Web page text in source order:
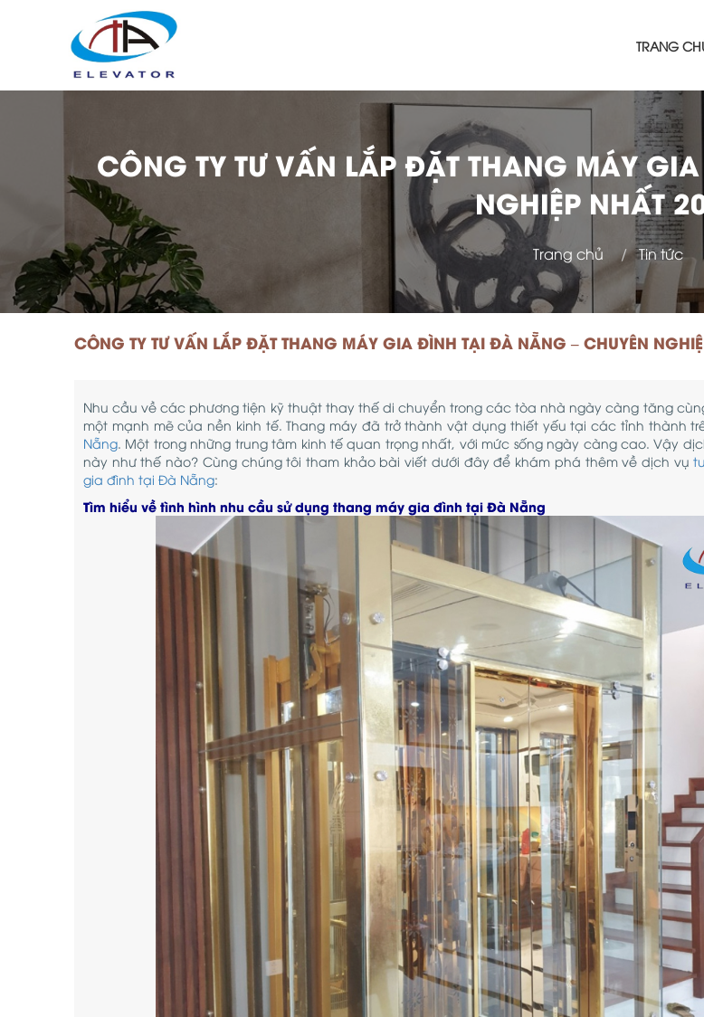
TRANG
CÔNG TY TƯ VẤN LẮP ĐẶT THANG MÁY
NGHIỆP NHẤT
Trang chủ Tin tức
CÔNG TY TƯ VẤN LẮP ĐẶT THANG MÁY GIA ĐÌNH TẠI ĐÀ NẴNG – CHUYÊN
Nhu cầu về các phương tiện kỹ thuật thay thế di chuyển trong các tòa nhà ngày càng tăng
một mạnh mẽ của nền kinh tế. Thang máy đã trở thành vật dụng thiết yếu tại các tỉnh thành
Nẵng. Một trong những trung tâm kinh tế quan trọng nhất, với mức sống ngày càng cao. Vậy
này như thế nào? Cùng chúng tôi tham khảo bài viết dưới đây để khám phá thêm về dịch vụ
gia đình tại Đà Nẵng:
Tìm hiểu về tình hình nhu cầu sử dụng thang máy gia đình tại Đà Nẵng